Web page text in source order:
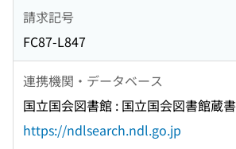
請求記号
FC87-L847
連携機関・データベース
国立国会図書館 : 国立国会図書館蔵書
https://ndlsearch.ndl.go.jp